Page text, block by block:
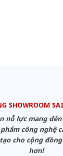
SHOWROOM
nỗ lực mang
công nghệ
cho cộng
hơn!